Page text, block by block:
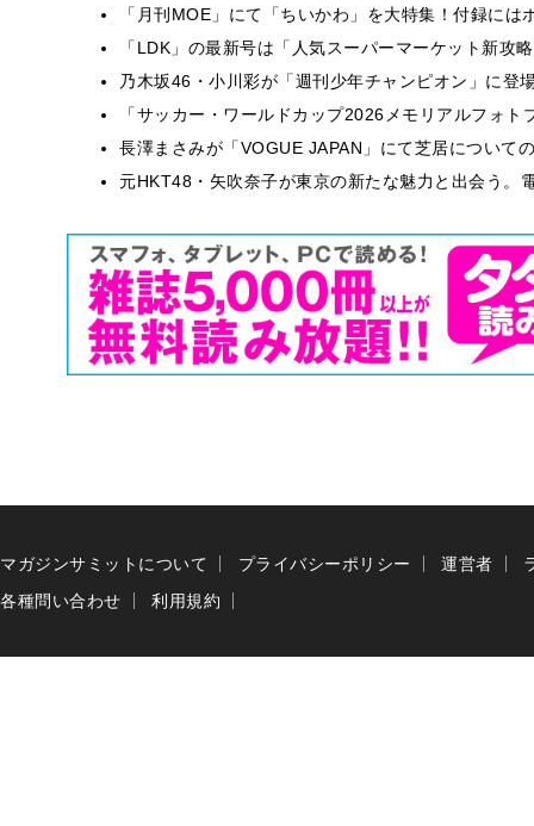
「月刊MOE」にて「ちいかわ」を大特集！付録に
「LDK」の最新号は「人気スーパーマーケット新
乃木坂46・小川彩が「週刊少年チャンピオン」に
「サッカー・ワールドカップ2026メモリアルフォ
長澤まさみが「VOGUE JAPAN」にて芝居について
元HKT48・矢吹奈子が東京の新たな魅力と出会う
マガジンサミットについて プライバシーポリシー 運営者
各種問い合わせ
利用規約